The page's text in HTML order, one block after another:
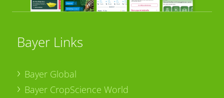
Bayer Links
Bayer Global
Bayer CropScience World